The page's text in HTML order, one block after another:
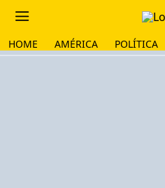
HOME AMÉRICA POLÍTICA